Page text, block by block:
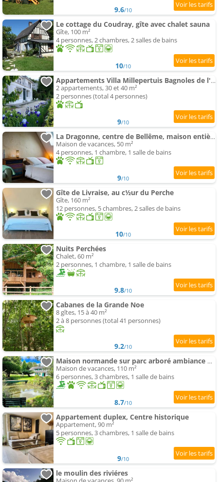
9.6/10
Le cottage du Coudray, gîte avec chalet sauna
Gîte, 100 m²
4 personnes, 2 chambres, 2 salles de bains
10/10
Appartements Villa Millepertuis Bagnoles de l'Orne
2 appartements, 30 et 40 m²
2 personnes (total 4 personnes)
9/10
La Dragonne, centre de Bellême, maison entièrement équipée, jardin, vue forêt
Maison de vacances, 50 m²
4 personnes, 1 chambre, 1 salle de bains
9/10
Gîte de Livraise, au c½ur du Perche
Gîte, 160 m²
12 personnes, 5 chambres, 2 salles de bains
10/10
Nuits Perchées
Chalet, 60 m²
2 personnes, 1 chambre, 1 salle de bains
9.8/10
Cabanes de la Grande Noe
8 gîtes, 15 à 40 m²
2 à 8 personnes (total 41 personnes)
9.2/10
Maison normande sur parc arboré ambiance bucolique
Maison de vacances, 110 m²
6 personnes, 3 chambres, 1 salle de bains
8.7/10
Appartement duplex, Centre historique
Appartement, 90 m²
5 personnes, 3 chambres, 1 salle de bains
9/10
le moulin des riviéres